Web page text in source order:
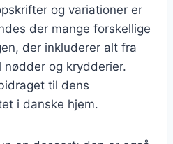
og variationer er
der mange forskellige
der inkluderer alt fra
og krydderier.
til dens
i danske hjem.